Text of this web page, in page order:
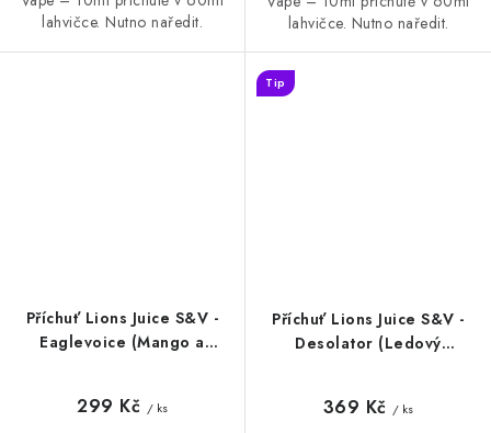
lahvičce. Nutno naředit.
lahvičce. Nutno naředit.
Příchuť Lions Juice S&V -
Eaglevoice (Mango a
299 Kč / ks
Příchuť Lions Juice S&V -
Desolator (Ledový
Tip
369 Kč / ks